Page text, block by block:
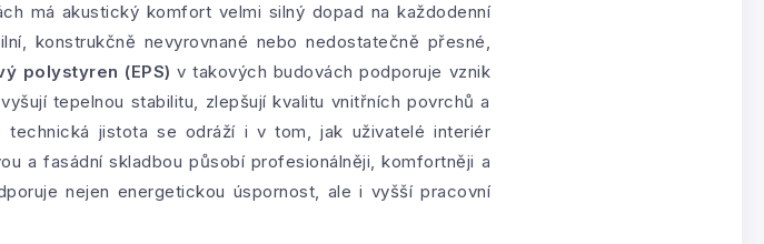
má akustický komfort velmi silný dopad na každodenní
konstrukčně nevyrovnané nebo nedostatečně přesné,
polystyren (EPS) v takových budovách podporuje vznik
tepelnou stabilitu, zlepšují kvalitu vnitřních povrchů a
technická jistota se odráží i v tom, jak uživatelé interiér
a fasádní skladbou působí profesionálněji, komfortněji a
nejen energetickou úspornost, ale i vyšší pracovní